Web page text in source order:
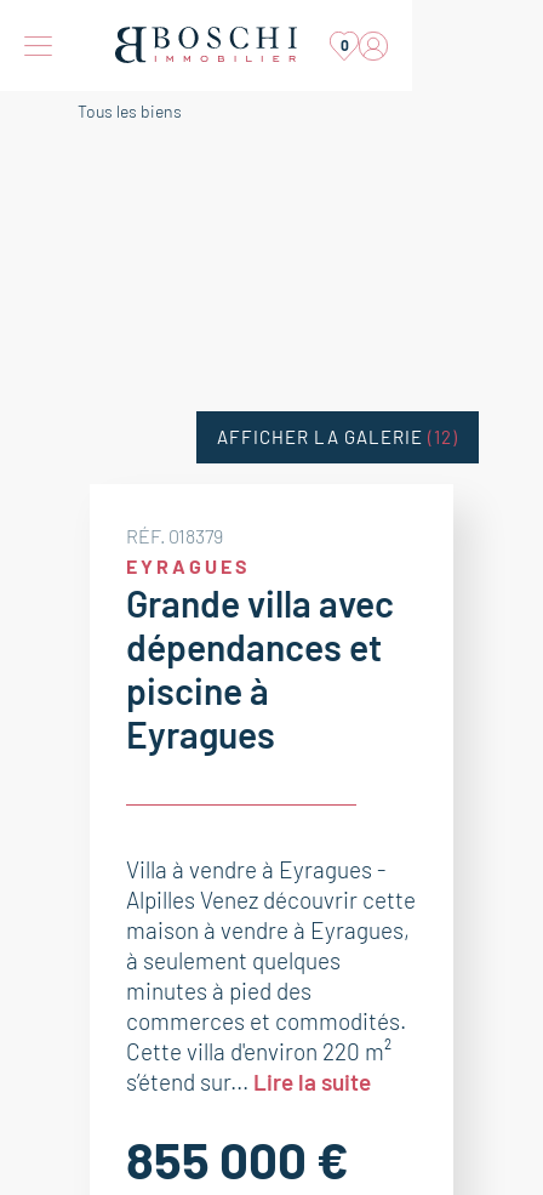
0
Tous les biens
RÉF. 018379
EYRAGUES
Grande villa avec
dépendances et
piscine à
Eyragues
Villa à vendre à Eyragues -
Alpilles Venez découvrir cette
maison à vendre à Eyragues,
à seulement quelques
minutes à pied des
commerces et commodités.
Cette villa d'environ 220 m²
s’étend sur... Lire la suite
855 000 €
AFFICHER LA GALERIE (12)